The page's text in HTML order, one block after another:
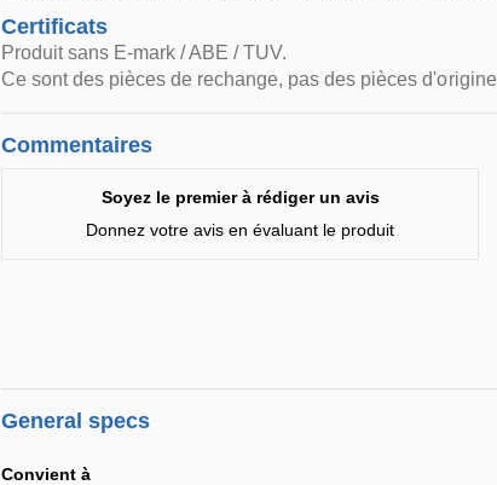
Certificats
Produit sans E-mark / ABE / TUV.
Ce sont des pièces de rechange, pas des pièces
Commentaires
Soyez le premier à rédiger un avis
Donnez votre avis en évaluant le produit
General specs
Convient à